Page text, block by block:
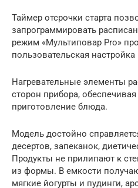
Таймер отсрочки старта
запрограммировать
режим «Мультиповар Pro»
пользовательская
Нагревательные элементы
сторон прибора,
приготовление блюда.
Модель достойно
десертов, запеканок,
Продукты не прилипают к
из формы. В емкости
мягкие йогурты и пудинги,